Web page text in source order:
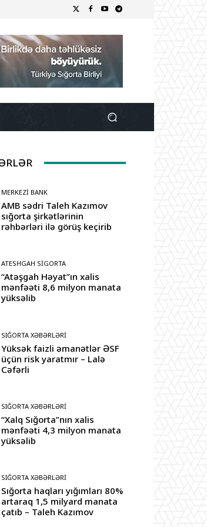
MERKEZI BANK
AMB sədri Taleh Kazımov
sığorta şirkətlərinin
rəhbərləri ilə görüş keçirib
ATESHGAH SIGORTA
“Atəşgah Həyat”ın xalis
mənfəəti 8,6 milyon manata
yüksəlib
SIĞORTA XƏBƏRLƏRI
Yüksək faizli əmanətlər ƏSF
üçün risk yaratmır – Lalə
Cəfərli
SIĞORTA XƏBƏRLƏRI
“Xalq Sığorta”nın xalis
mənfəəti 4,3 milyon manata
yüksəlib
SIĞORTA XƏBƏRLƏRI
Sığorta haqları yığımları 80%
artaraq 1,5 milyard manata
çatıb – Taleh Kazımov